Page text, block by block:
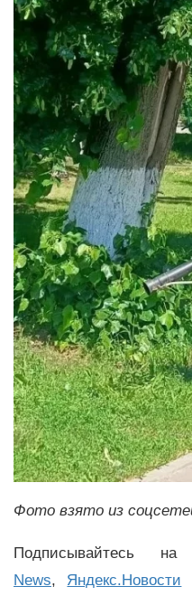
Фото взято из
Подписывайтесь
News, Яндекс.Новости